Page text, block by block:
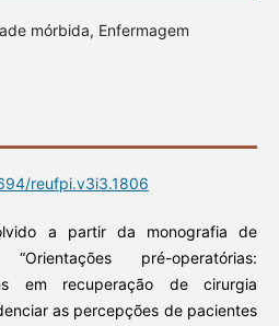
mórbida, Enfermagem
reufpi.v3i3.1806
a partir da monografia de
pré-operatórias:
em recuperação de cirurgia
as percepções de pacientes